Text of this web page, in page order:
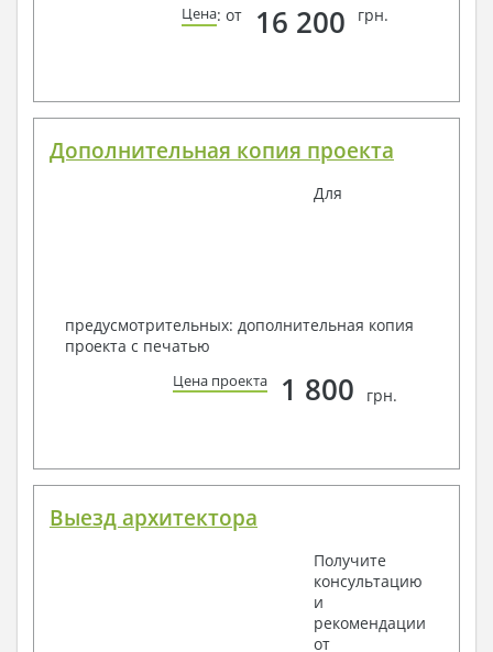
Цена: от 16 200 грн.
Дополнительная копия проекта
Для
предусмотрительных: дополнительная копия
проекта с печатью
Цена проекта 1 800 грн.
Выезд архитектора
Получите
консультацию
и
рекомендации
от